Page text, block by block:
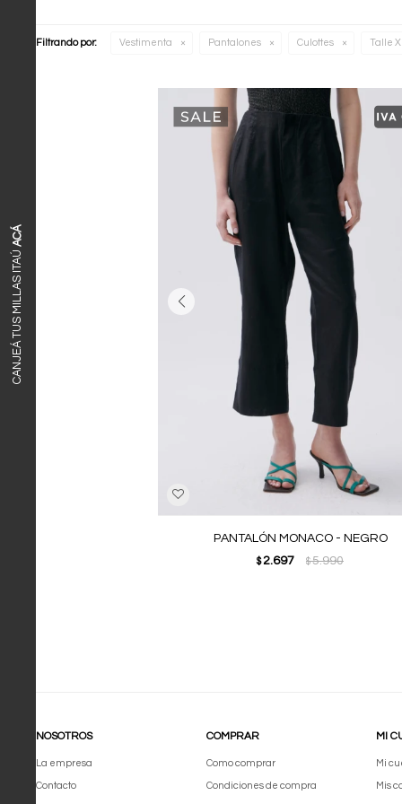
CANJEÁ TUS MILLAS ITAÚ
ACÁ
Filtrando por: Vestimenta Pantalones Culottes Talle
PANTALÓN MONACO - NEGRO
$2.697 $5.990
NOSOTROS
La empresa
Contacto
COMPRAR
Como comprar
Condiciones de compra
MI
Mi
Mis